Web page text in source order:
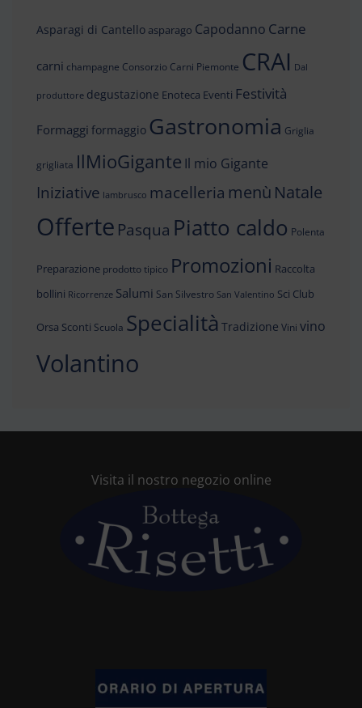
Asparagi di Cantello asparago Capodanno Carne
carni champagne Consorzio Carni Piemonte CRAI Dal
produttore degustazione Enoteca Eventi Festività
Formaggi formaggio Gastronomia Griglia
grigliata IlMioGigante Il mio Gigante
Iniziative lambrusco macelleria menù Natale
Offerte Pasqua Piatto caldo Polenta
Preparazione prodotto tipico Promozioni Raccolta
bollini Ricorrenze Salumi San Silvestro San Valentino Sci Club
Orsa Sconti Scuola Specialità Tradizione Vini vino
Volantino
Visita il nostro negozio online